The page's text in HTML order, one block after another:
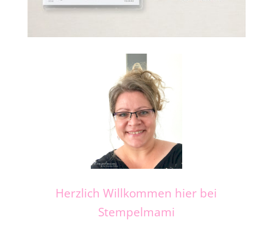
Herzlich Willkommen hier bei
Stempelmami